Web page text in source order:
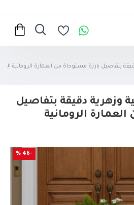
بتفاصيل بارزة مستوحاة من العمارة الرومانية ال
وزهرية دقيقة بتفاصيل
الرومانية
-46 %